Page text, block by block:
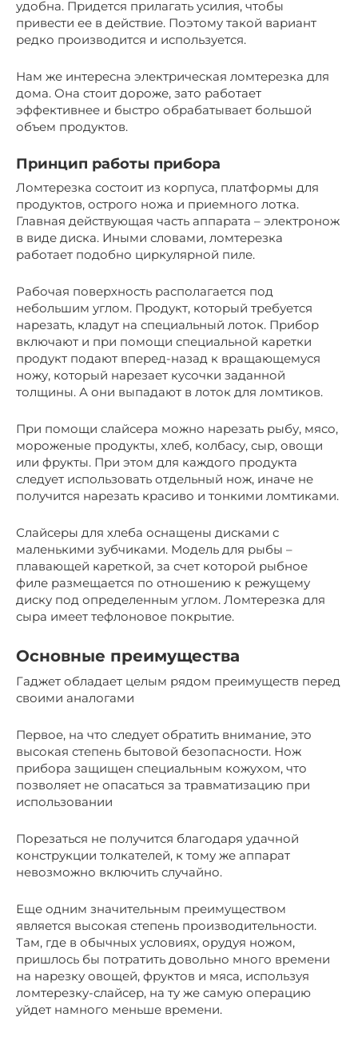
удобна. Придется прилагать усилия, чтобы
привести ее в действие. Поэтому такой вариант
редко производится и используется.
Нам же интересна электрическая ломтерезка для
дома. Она стоит дороже, зато работает
эффективнее и быстро обрабатывает большой
объем продуктов.
Принцип работы прибора
Ломтерезка состоит из корпуса, платформы для
продуктов, острого ножа и приемного лотка.
Главная действующая часть аппарата – электронож
в виде диска. Иными словами, ломтерезка
работает подобно циркулярной пиле.
Рабочая поверхность располагается под
небольшим углом. Продукт, который требуется
нарезать, кладут на специальный лоток. Прибор
включают и при помощи специальной каретки
продукт подают вперед-назад к вращающемуся
ножу, который нарезает кусочки заданной
толщины. А они выпадают в лоток для ломтиков.
При помощи слайсера можно нарезать рыбу, мясо,
мороженые продукты, хлеб, колбасу, сыр, овощи
или фрукты. При этом для каждого продукта
следует использовать отдельный нож, иначе не
получится нарезать красиво и тонкими ломтиками.
Слайсеры для хлеба оснащены дисками с
маленькими зубчиками. Модель для рыбы –
плавающей кареткой, за счет которой рыбное
филе размещается по отношению к режущему
диску под определенным углом. Ломтерезка для
сыра имеет тефлоновое покрытие.
Основные преимущества
Гаджет обладает целым рядом преимуществ перед
своими аналогами
Первое, на что следует обратить внимание, это
высокая степень бытовой безопасности. Нож
прибора защищен специальным кожухом, что
позволяет не опасаться за травматизацию при
использовании
Порезаться не получится благодаря удачной
конструкции толкателей, к тому же аппарат
невозможно включить случайно.
Еще одним значительным преимуществом
является высокая степень производительности.
Там, где в обычных условиях, орудуя ножом,
пришлось бы потратить довольно много времени
на нарезку овощей, фруктов и мяса, используя
ломтерезку-слайсер, на ту же самую операцию
уйдет намного меньше времени.